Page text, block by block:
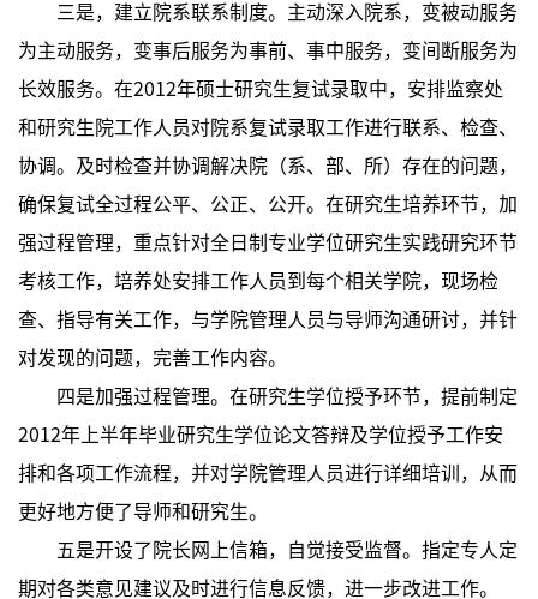
三是，建立院系联系制度。主动深入院系，变被动服务
为主动服务，变事后服务为事前、事中服务，变间断服务为
长效服务。在2012年硕士研究生复试录取中，安排监察处
和研究生院工作人员对院系复试录取工作进行联系、检查、
协调。及时检查并协调解决院（系、部、所）存在的问题，
确保复试全过程公平、公正、公开。在研究生培养环节，加
强过程管理，重点针对全日制专业学位研究生实践研究环节
考核工作，培养处安排工作人员到每个相关学院，现场检
查、指导有关工作，与学院管理人员与导师沟通研讨，并针
对发现的问题，完善工作内容。
四是加强过程管理。在研究生学位授予环节，提前制定
2012年上半年毕业研究生学位论文答辩及学位授予工作安
排和各项工作流程，并对学院管理人员进行详细培训，从而
更好地方便了导师和研究生。
五是开设了院长网上信箱，自觉接受监督。指定专人定
期对各类意见建议及时进行信息反馈，进一步改进工作。